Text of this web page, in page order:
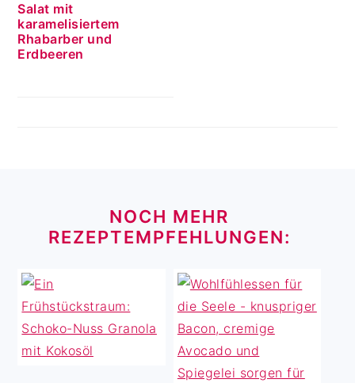
Salat mit
karamelisiertem
Rhabarber und
Erdbeeren
NOCH MEHR
REZEPTEMPFEHLUNGEN: